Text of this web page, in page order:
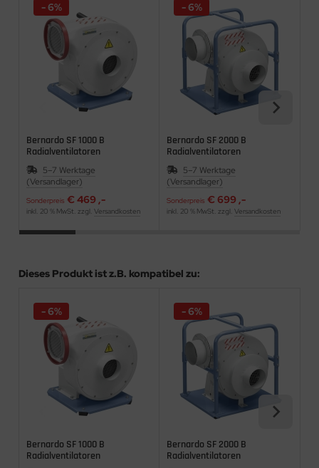
Bernardo SF 1000 B
Radialventilatoren
5–7 Werktage
(Versandlager)
Sonderpreis € 469 ,-
- 6%
inkl. 20 % MwSt. zzgl. Versandkosten
Bernardo SF 2000 B
Radialventilatoren
5–7 Werktage
(Versandlager)
Sonderpreis € 699 ,-
- 6%
inkl. 20 % MwSt. zzgl. Versandkosten
Dieses Produkt ist z.B. kompatibel zu:
Bernardo SF 1000 B
Radialventilatoren
- 6%
Bernardo SF 2000 B
Radialventilatoren
- 6%